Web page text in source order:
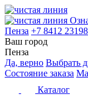
Пенза +7 8412
Ваш город
Пенза
Да, верно Выбрать
Состояние заказа
Каталог